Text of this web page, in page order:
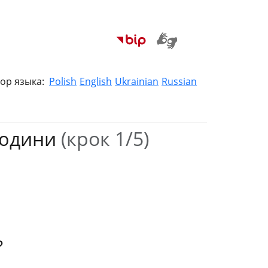
языка: Polish English Ukrainian Russian
(крок 1/5)